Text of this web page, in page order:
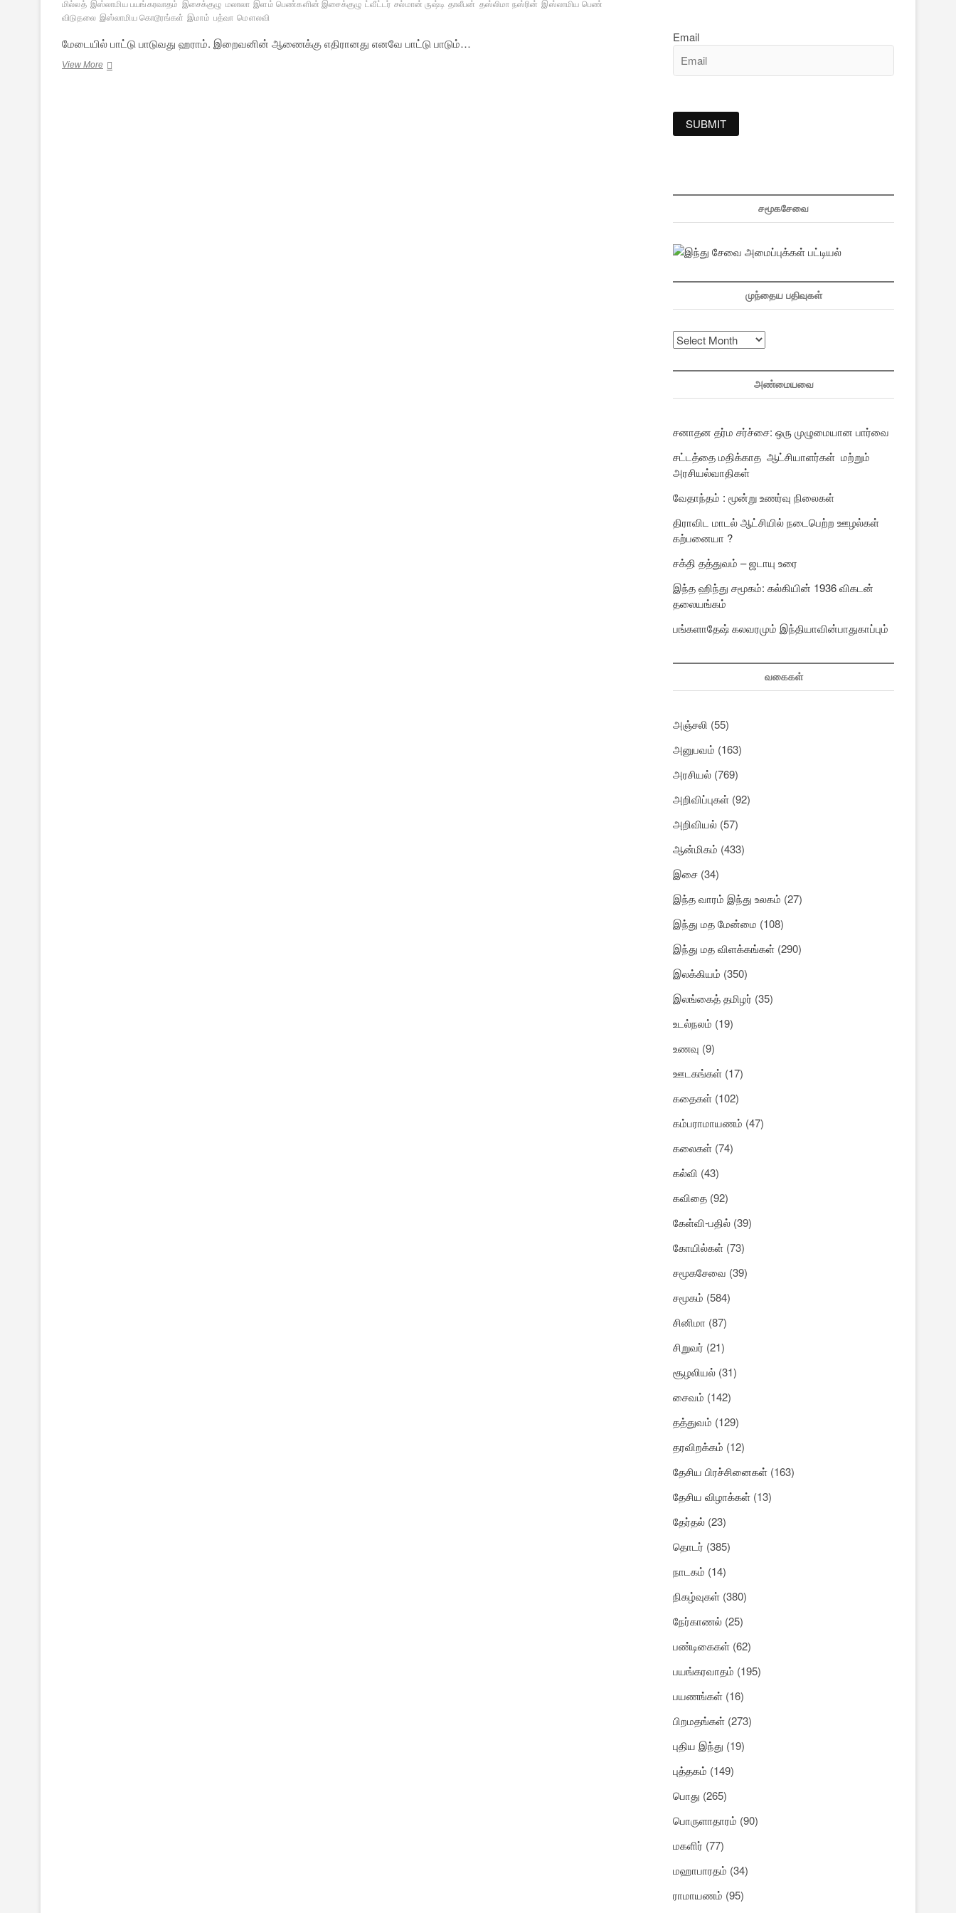
மில்லத் இஸ்லாமிய பயங்கரவாதம் இசைக்குழு மலாலா இளம் பெண்களின் இசைக்குழு ட்வீட்டர் சல்மான் ருஷ்டி தாலீபன் தஸ்லிமா நஸ்ரின் இஸ்லாமிய பெண்
விடுதலை இஸ்லாமிய கொடூரங்கள் இமாம் பத்வா மெளலவி
மேடையில் பாட்டு பாடுவது ஹராம். இறைவனின் ஆணைக்கு எதிரானது எனவே பாட்டு பாடும்…
View Moreபாடும்
Email
சமூகசேவை
முந்தைய பதிவுகள்
முந்தைய
பதிவுகள்
அண்மையவை
சனாதன தர்ம சர்ச்சை: ஒரு முழுமையான பார்வை
சட்டத்தை மதிக்காத ஆட்சியாளர்கள் மற்றும்
அரசியல்வாதிகள்
வேதாந்தம் : மூன்று உணர்வு நிலைகள்
திராவிட மாடல் ஆட்சியில் நடைபெற்ற ஊழல்கள்
கற்பனையா ?
சக்தி தத்துவம் – ஜடாயு உரை
இந்த ஹிந்து சமூகம்: கல்கியின் 1936 விகடன்
தலையங்கம்
பங்களாதேஷ் கலவரமும் இந்தியாவின்பாதுகாப்பும்
வகைகள்
அஞ்சலி (55)
அனுபவம் (163)
அரசியல் (769)
அறிவிப்புகள் (92)
அறிவியல் (57)
ஆன்மிகம் (433)
இசை (34)
இந்த வாரம் இந்து உலகம் (27)
இந்து மத மேன்மை (108)
இந்து மத விளக்கங்கள் (290)
இலக்கியம் (350)
இலங்கைத் தமிழர் (35)
உடல்நலம் (19)
உணவு (9)
ஊடகங்கள் (17)
கதைகள் (102)
கம்பராமாயணம் (47)
கலைகள் (74)
கல்வி (43)
கவிதை (92)
கேள்வி-பதில் (39)
கோயில்கள் (73)
சமூகசேவை (39)
சமூகம் (584)
சினிமா (87)
சிறுவர் (21)
சூழலியல் (31)
சைவம் (142)
தத்துவம் (129)
தரவிறக்கம் (12)
தேசிய பிரச்சினைகள் (163)
தேசிய விழாக்கள் (13)
தேர்தல் (23)
தொடர் (385)
நாடகம் (14)
நிகழ்வுகள் (380)
நேர்காணல் (25)
பண்டிகைகள் (62)
பயங்கரவாதம் (195)
பயணங்கள் (16)
பிறமதங்கள் (273)
புதிய இந்து (19)
புத்தகம் (149)
பொது (265)
பொருளாதாரம் (90)
மகளிர் (77)
மஹாபாரதம் (34)
ராமாயணம் (95)